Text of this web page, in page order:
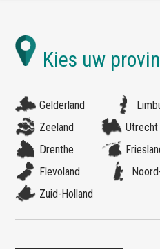
Gelderland
Zeeland
Utrecht
Drenthe
Flevoland
Zuid-Holland